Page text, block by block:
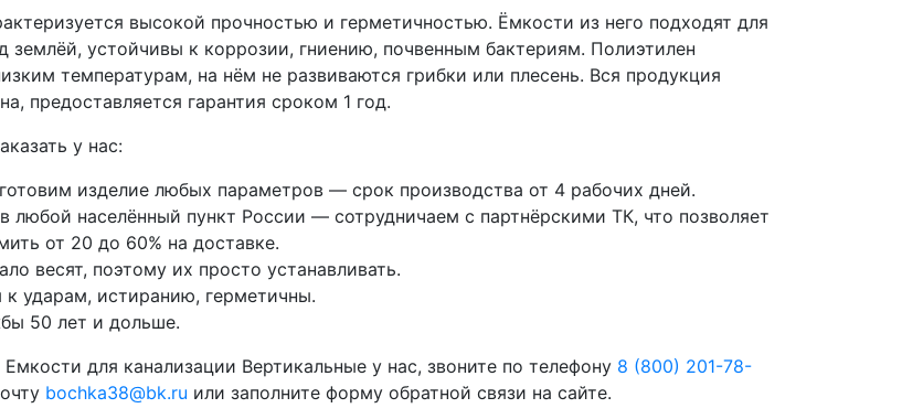
высокой прочностью и герметичностью. Ёмкости из него подходят для
землёй, устойчивы к коррозии, гниению, почвенным бактериям. Полиэтилен
температурам, на нём не развиваются грибки или плесень. Вся продукция
предоставляется гарантия сроком 1 год.
у нас:
изделие любых параметров — срок производства от 4 рабочих дней.
любой населённый пункт России — сотрудничаем с партнёрскими ТК, что позволяет
от 20 до 60% на доставке.
весят, поэтому их просто устанавливать.
к ударам, истиранию, герметичны.
50 лет и дольше.
Емкости для канализации Вертикальные у нас, звоните по телефону 8 (800) 201-78-
bochka38@bk.ru или заполните форму обратной связи на сайте.